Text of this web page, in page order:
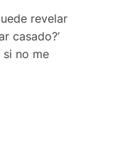
revelar
casado?’
si no me